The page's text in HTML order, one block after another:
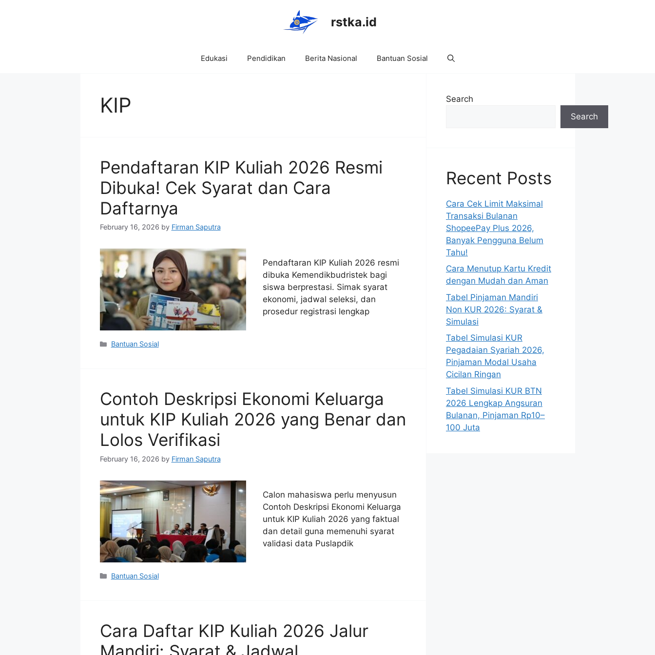
rstka.id
Edukasi Pendidikan Berita Nasional Bantuan Sosial
KIP
Pendaftaran KIP Kuliah 2026 Resmi
Dibuka! Cek Syarat dan Cara
Daftarnya
February 16, 2026 by Firman Saputra
Pendaftaran KIP Kuliah 2026 resmi
dibuka Kemendikbudristek bagi
siswa berprestasi. Simak syarat
ekonomi, jadwal seleksi, dan
prosedur registrasi lengkap
Categories
Bantuan Sosial
Contoh Deskripsi Ekonomi Keluarga
untuk KIP Kuliah 2026 yang Benar dan
Lolos Verifikasi
February 16, 2026 by Firman Saputra
Calon mahasiswa perlu menyusun
Contoh Deskripsi Ekonomi Keluarga
untuk KIP Kuliah 2026 yang faktual
dan detail guna memenuhi syarat
validasi data Puslapdik
Categories
Bantuan Sosial
Cara Daftar KIP Kuliah 2026 Jalur
Search
Search
Recent Posts
Cara Cek Limit Maksimal
Transaksi Bulanan
ShopeePay Plus 2026,
Banyak Pengguna Belum
Tahu!
Cara Menutup Kartu Kredit
dengan Mudah dan Aman
Tabel Pinjaman Mandiri
Non KUR 2026: Syarat &
Simulasi
Tabel Simulasi KUR
Pegadaian Syariah 2026,
Pinjaman Modal Usaha
Cicilan Ringan
Tabel Simulasi KUR BTN
2026 Lengkap Angsuran
Bulanan, Pinjaman Rp10–
100 Juta